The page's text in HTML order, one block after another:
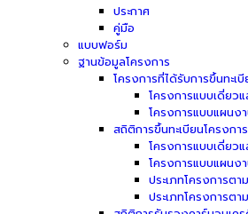
ประกาศ
คู่มือ
แบบฟอร์ม
ฐานข้อมูลโครงการ
โครงการที่ได้รับการขึ้นทะเบี
โครงการแบบเดี่ยว
โครงการแบบแผนง
สถิติการขึ้นทะเบียนโครงการ
โครงการแบบเดี่ยว
โครงการแบบแผนง
ประเภทโครงการต
ประเภทโครงการต